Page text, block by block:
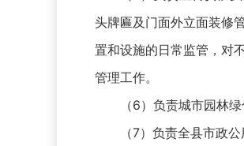
头牌匾及门面外立面装修
置和设施的日常监管，对
管理工作。
（6）负责城市园林绿
（7）负责全县市政公